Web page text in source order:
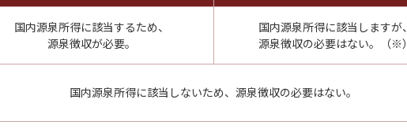
国内源泉所得に該当するため、
源泉徴収が必要。
国内源泉所得に該当しますが、
源泉徴収の必要はない。（※）
国内源泉所得に該当しないため、源泉徴収の必要はない。